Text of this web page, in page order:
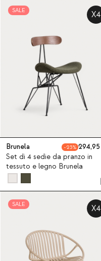
SALE X4
Brunela 23
294,95
Set di 4 sedie da pranzo in
tessuto e legno Brunela
SALE X4